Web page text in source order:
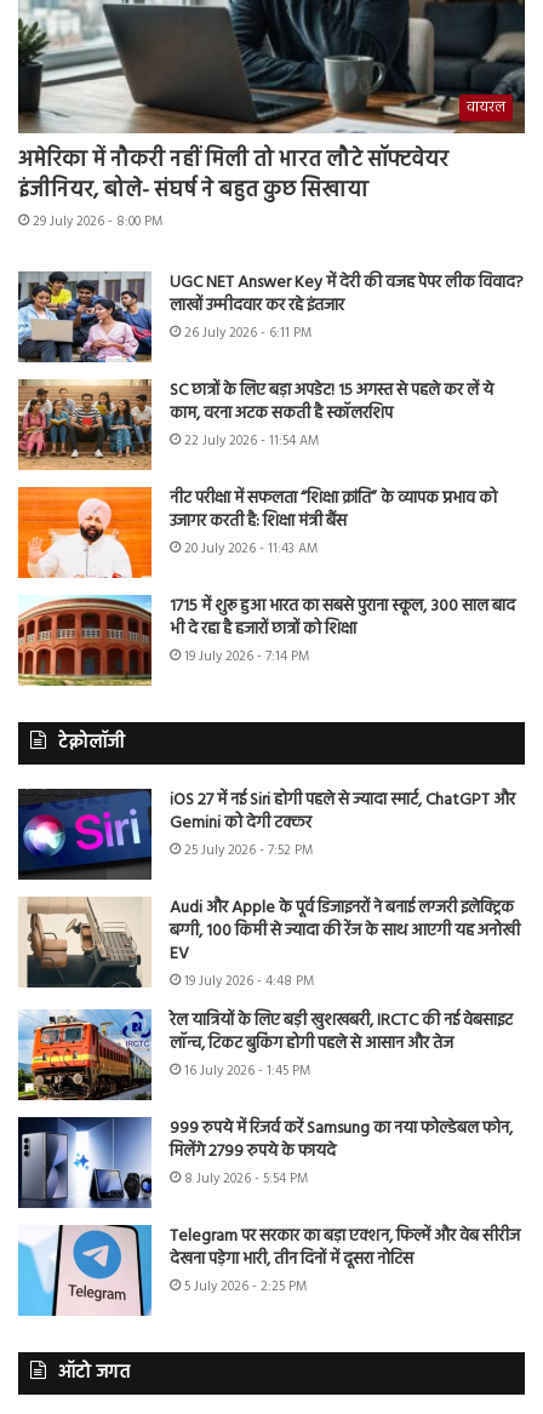
वायरल
अमेरिका में नौकरी नहीं मिली तो भारत लौटे सॉफ्टवेयर
इंजीनियर, बोले- संघर्ष ने बहुत कुछ सिखाया
29 July 2026 - 8:00 PM
UGC NET Answer Key में देरी की वजह पेपर लीक विवाद?
लाखों उम्मीदवार कर रहे इंतजार
26 July 2026 - 6:11 PM
SC छात्रों के लिए बड़ा अपडेट! 15 अगस्त से पहले कर लें ये
काम, वरना अटक सकती है स्कॉलरशिप
22 July 2026 - 11:54 AM
नीट परीक्षा में सफलता “शिक्षा क्रांति” के व्यापक प्रभाव को
उजागर करती है: शिक्षा मंत्री बैंस
20 July 2026 - 11:43 AM
1715 में शुरू हुआ भारत का सबसे पुराना स्कूल, 300 साल बाद
भी दे रहा है हजारों छात्रों को शिक्षा
19 July 2026 - 7:14 PM
टेक्नोलॉजी
iOS 27 में नई Siri होगी पहले से ज्यादा स्मार्ट, ChatGPT और
Gemini को देगी टक्कर
25 July 2026 - 7:52 PM
Audi और Apple के पूर्व डिजाइनरों ने बनाई लग्जरी इलेक्ट्रिक
बग्गी, 100 किमी से ज्यादा की रेंज के साथ आएगी यह अनोखी
EV
19 July 2026 - 4:48 PM
रेल यात्रियों के लिए बड़ी खुशखबरी, IRCTC की नई वेबसाइट
लॉन्च, टिकट बुकिंग होगी पहले से आसान और तेज
16 July 2026 - 1:45 PM
999 रुपये में रिजर्व करें Samsung का नया फोल्डेबल फोन,
मिलेंगे 2799 रुपये के फायदे
8 July 2026 - 5:54 PM
Telegram पर सरकार का बड़ा एक्शन, फिल्में और वेब सीरीज
देखना पड़ेगा भारी, तीन दिनों में दूसरा नोटिस
5 July 2026 - 2:25 PM
ऑटो जगत